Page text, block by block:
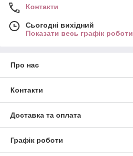
Контакти
Сьогодні вихідний
Показати весь графік роботи
Про нас
Контакти
Доставка та оплата
Графік роботи